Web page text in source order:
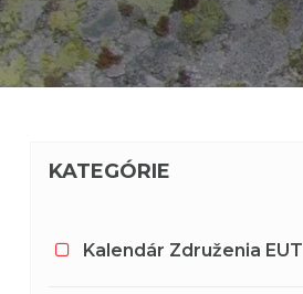
KATEGÓRIE
Kalendár Združenia EUT